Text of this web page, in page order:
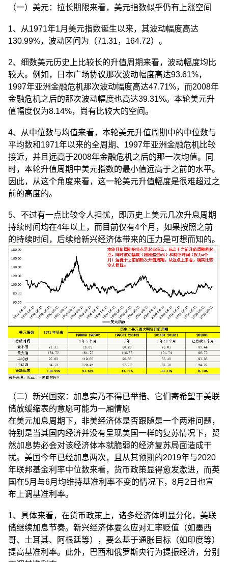
（一）美元：拉长期限来看，美元指数似乎仍有上涨空间
1、从1971年1月美元指数诞生以来，其波动幅度高达
130.99%，波动区间为（71.31，164.72）。
2、细数美元历史上比较长的升值周期来看，波动幅度均比
较大。例如，日本广场协议那次波动幅度高达93.61%，
1997年亚洲金融危机那次波动幅度高达47.71%，而2008年
金融危机之后的那次波动幅度也高达39.31%。本轮美元升
值幅度仅为8.14%，尚有比较大的空间。
4、从中位数与均值来看，本轮美元升值周期中的中位数与
平均数和1971年以来的全周期、1997年亚洲金融危机比较
接近，并且远高于2008年金融危机之后的那一次均值。同
时，本轮升值周期中美元指数的最小值远高于之前的水平。
因此，从这个角度来看，这一轮美元升值幅度是很难超过之
前的高度的。
5、不过有一点比较令人担忧，即历史上美元几次升息周期
持续时间均在4年以上，而目前仅有4个月，如果按照之前
的持续时间，后续给新兴经济体带来的压力是可想而知的。
（二）新兴国家：加息实乃不得已举措、它们寄希望于美联
储放缓缩表的意愿可能为一厢情愿
在美元加息周期下，非美经济体是否跟随是一个两难问题，
特别是当其国内经济并没有呈现美国一样的复苏情况下，贸
然加息势必会对该经济体本就脆弱的经济复苏局面造成干
扰。美国今年已经加息两次，且从其预期的2019年与2020
年联邦基金利率中位数来看，货币政策显得愈发激进，而英
国在5月与6月均维持基准利率不变的情况下，8月2日也宣
布上调基准利率。
1、具体来看，在货币政策上，诸多经济体明显分化，美联
储继续加息节奏。新兴经济体要么应对汇率贬值（如墨西
哥、土耳其、阿根廷等），要么基于通胀目标（如印度等）
提高基准利率。此外，巴西和俄罗斯央行为提振经济，分别